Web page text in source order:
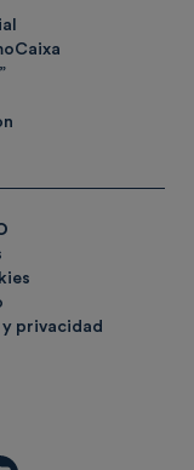
privacidad